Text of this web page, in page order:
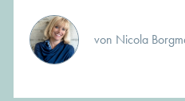
von Nicola